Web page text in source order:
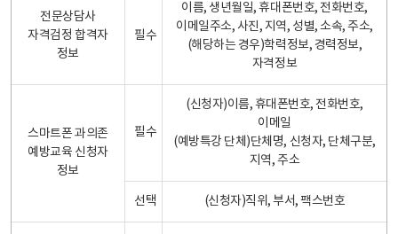
전문상담사
자격검정 합격자
정보
필수
이름, 생년월일, 휴대폰번호, 전화번호,
이메일주소, 사진, 지역, 성별, 소속, 주소,
(해당하는 경우)학력정보, 경력정보,
자격정보
스마트폰 과의존
예방교육 신청자
정보
필수
(신청자)이름, 휴대폰번호, 전화번호,
이메일
(예방특강 단체)단체명, 신청자, 단체구분,
지역, 주소
선택 (신청자)직위, 부서, 팩스번호